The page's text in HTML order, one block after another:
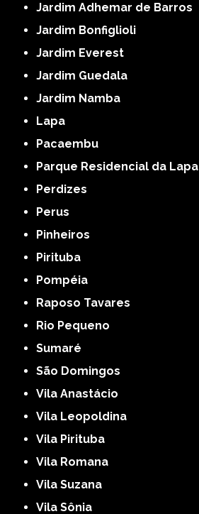
Jardim Adhemar de Barros
Jardim Bonfiglioli
Jardim Everest
Jardim Guedala
Jardim Namba
Lapa
Pacaembu
Parque Residencial da Lapa
Perdizes
Perus
Pinheiros
Pirituba
Pompéia
Raposo Tavares
Rio Pequeno
Sumaré
São Domingos
Vila Anastácio
Vila Leopoldina
Vila Pirituba
Vila Romana
Vila Suzana
Vila Sônia